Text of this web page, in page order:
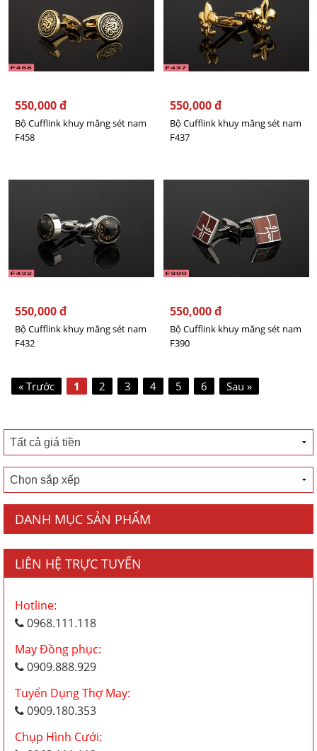
550,000 đ
Bộ Cufflink khuy măng sét nam
F458
550,000 đ
Bộ Cufflink khuy măng sét nam
F437
550,000 đ
Bộ Cufflink khuy măng sét nam
F432
550,000 đ
Bộ Cufflink khuy măng sét nam
F390
« Trước 1 2 3 4 5 6 Sau »
DANH MỤC SẢN PHẨM
LIÊN HỆ TRỰC TUYẾN
Hotline:
0968.111.118
May Đồng phục:
0909.888.929
Tuyển Dụng Thợ May:
0909.180.353
Chụp Hình Cưới: